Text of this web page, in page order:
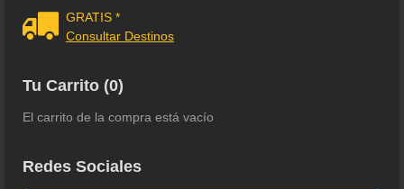
GRATIS *
Consultar Destinos
Tu Carrito (0)
El carrito de la compra está vacío
Redes Sociales